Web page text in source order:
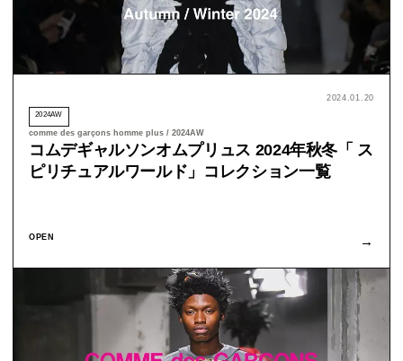
2024.01.20
2024AW
comme des garçons homme plus / 2024AW
コムデギャルソンオムプリュス 2024年秋冬「 ス
ピリチュアルワールド」コレクション一覧
OPEN →